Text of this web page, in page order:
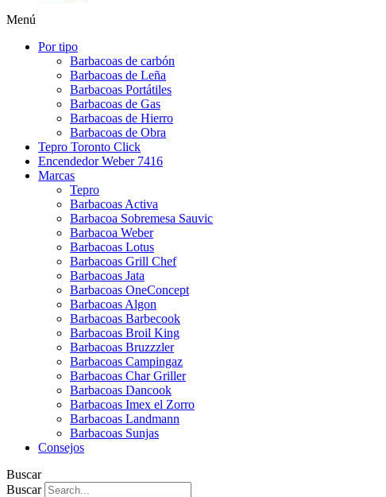
Menú
Por tipo
Barbacoas de carbón
Barbacoas de Leña
Barbacoas Portátiles
Barbacoas de Gas
Barbacoas de Hierro
Barbacoas de Obra
Tepro Toronto Click
Encendedor Weber 7416
Marcas
Tepro
Barbacoas Activa
Barbacoa Sobremesa Sauvic
Barbacoa Weber
Barbacoas Lotus
Barbacoas Grill Chef
Barbacoas Jata
Barbacoas OneConcept
Barbacoas Algon
Barbacoas Barbecook
Barbacoas Broil King
Barbacoas Bruzzzler
Barbacoas Campingaz
Barbacoas Char Griller
Barbacoas Dancook
Barbacoas Imex el Zorro
Barbacoas Landmann
Barbacoas Sunjas
Consejos
Buscar
Buscar